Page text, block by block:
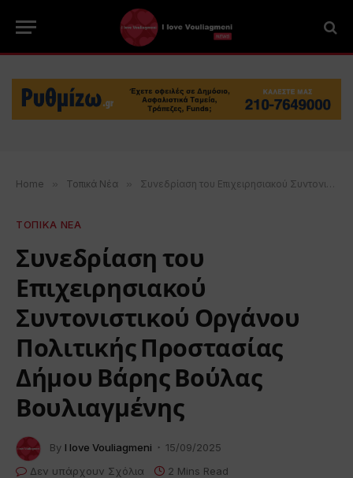
Home » Τοπικά Νέα » Συνεδρίαση του Επιχειρησιακού Συντονιστικού Οργάνου Πολιτικής Προστασίας Δήμου Βάρης Βούλας Βουλιαγμένης
ΤΟΠΙΚΑ ΝΕΑ
Συνεδρίαση του
Επιχειρησιακού
Συντονιστικού Οργάνου
Πολιτικής Προστασίας
Δήμου Βάρης Βούλας
Βουλιαγμένης
By I love Vouliagmeni
15/09/2025
Δεν υπάρχουν Σχόλια
2 Mins Read